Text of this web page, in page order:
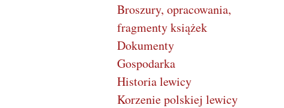
Broszury, opracowania,
fragmenty książek
Dokumenty
Gospodarka
Historia lewicy
Korzenie polskiej lewicy